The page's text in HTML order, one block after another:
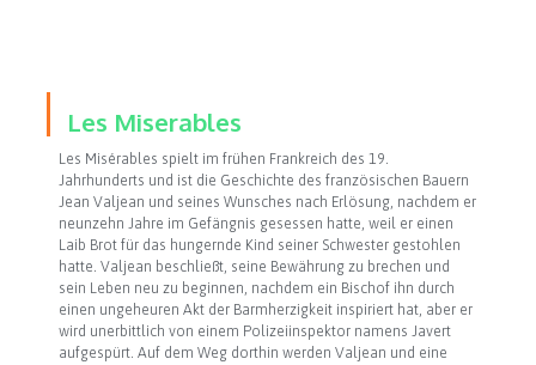
Les Miserables
Les Misérables spielt im frühen Frankreich des 19.
Jahrhunderts und ist die Geschichte des französischen Bauern
Jean Valjean und seines Wunsches nach Erlösung, nachdem er
neunzehn Jahre im Gefängnis gesessen hatte, weil er einen
Laib Brot für das hungernde Kind seiner Schwester gestohlen
hatte. Valjean beschließt, seine Bewährung zu brechen und
sein Leben neu zu beginnen, nachdem ein Bischof ihn durch
einen ungeheuren Akt der Barmherzigkeit inspiriert hat, aber er
wird unerbittlich von einem Polizeiinspektor namens Javert
aufgespürt. Auf dem Weg dorthin werden Valjean und eine